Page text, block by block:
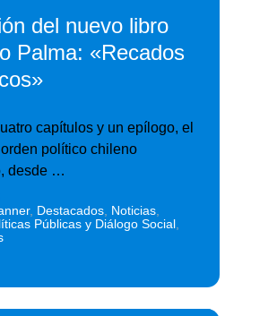
del nuevo libro
Palma: «Recados
capítulos y un epílogo, el
político chileno
desde …
, Destacados, Noticias,
Públicas y Diálogo Social